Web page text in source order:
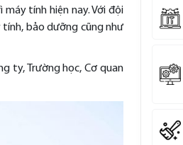
tính hiện nay. Với đội
tính, bảo dưỡng cũng như
ty, Trường học, Cơ quan